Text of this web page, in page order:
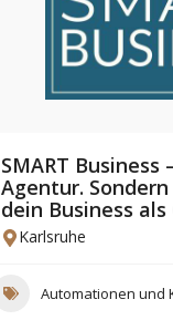
SMART
Agentur.
dein Business
Karlsruhe
Automationen und